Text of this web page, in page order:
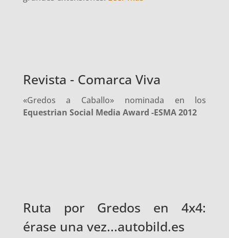
Revista - Comarca Viva
«Gredos a Caballo» nominada en los
Equestrian Social Media Award -ESMA 2012
Ruta por Gredos en 4x4:
érase una vez...autobild.es